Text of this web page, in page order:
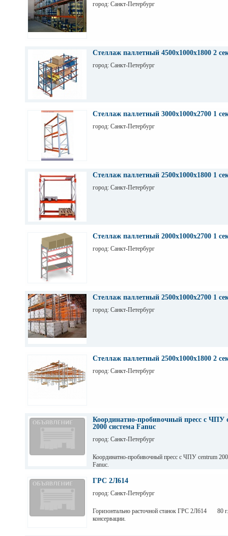
город: Санкт-Петербург
Стеллаж паллетный 4500х1000х1800 2
город: Санкт-Петербург
Стеллаж паллетный 3000х1000х2700 1
город: Санкт-Петербург
Стеллаж паллетный 2500х1000х1800 1
город: Санкт-Петербург
Стеллаж паллетный 2000х1000х2700 1
город: Санкт-Петербург
Стеллаж паллетный 2500х1000х2700 1
город: Санкт-Петербург
Стеллаж паллетный 2500х1000х1800 2
город: Санкт-Петербург
Координатно-пробивочный пресс с ЧПУ
2000 система Fanuc
город: Санкт-Петербург
Координатно-пробивочный пресс с ЧПУ centrum
Fanuc.
ГРС 2Л614
город: Санкт-Петербург
Горизонтально расточной станок ГРС 2Л614 80
консервации.